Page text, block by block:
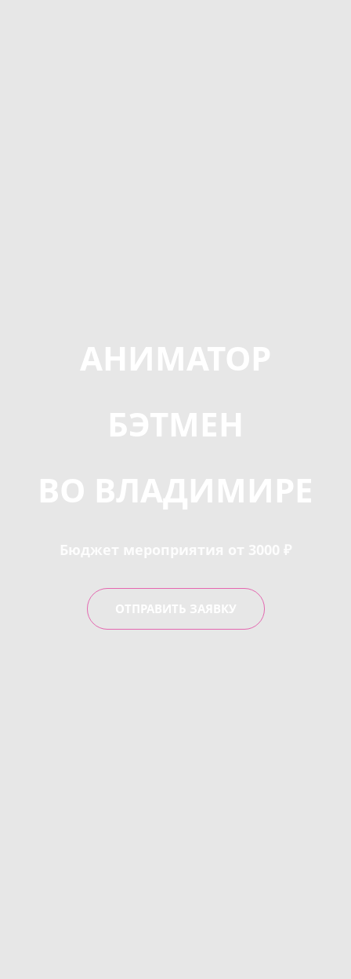
АНИМАТОР
БЭТМЕН
ВО ВЛАДИМИРЕ
ОТПРАВИТЬ ЗАЯВКУ